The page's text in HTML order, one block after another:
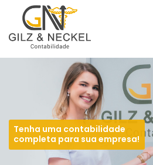
Tenha uma contabilidade
completa para sua empresa!